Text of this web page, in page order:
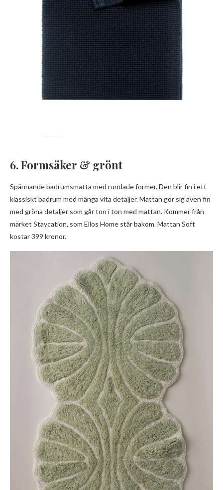
6. Formsäker & grönt
Spännande badrumsmatta med rundade former. Den blir fin i ett
klassiskt badrum med många vita detaljer. Mattan gör sig även fin
med gröna detaljer som går ton i ton med mattan. Kommer från
märket Staycation, som Ellos Home står bakom. Mattan Soft
kostar 399 kronor.